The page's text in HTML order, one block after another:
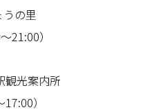
の里
21:00）
観光案内所
17:00）